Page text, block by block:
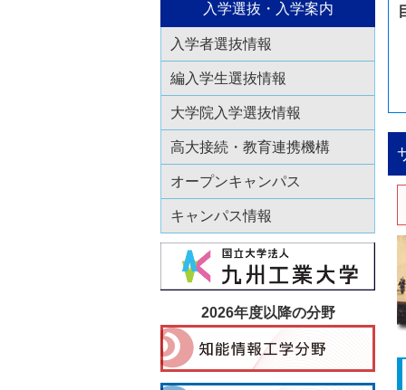
入学選抜・入学案内
入学者選抜情報
編入学生選抜情報
大学院入学選抜情報
高大接続・教育連携機構
オープンキャンパス
キャンパス情報
2026年度以降の分野